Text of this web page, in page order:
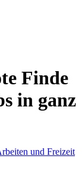
Finde
in ganz
und Freizeit